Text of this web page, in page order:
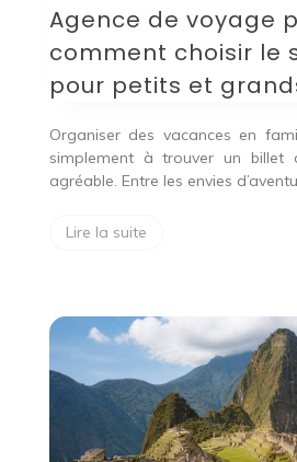
Agence de voyage
comment choisir le
pour petits et
Organiser des vacances en
simplement à trouver un billet
agréable. Entre les envies
Lire la suite